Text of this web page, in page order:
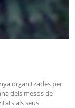
organitzades per
dels mesos de
als seus